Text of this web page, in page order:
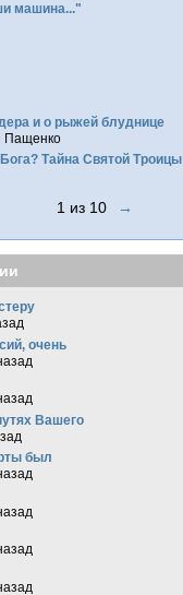
машина..."
и о рыжей блуднице
Пащенко
Тайна Святой Троицы
1 из 10 →
очень
Вашего
был